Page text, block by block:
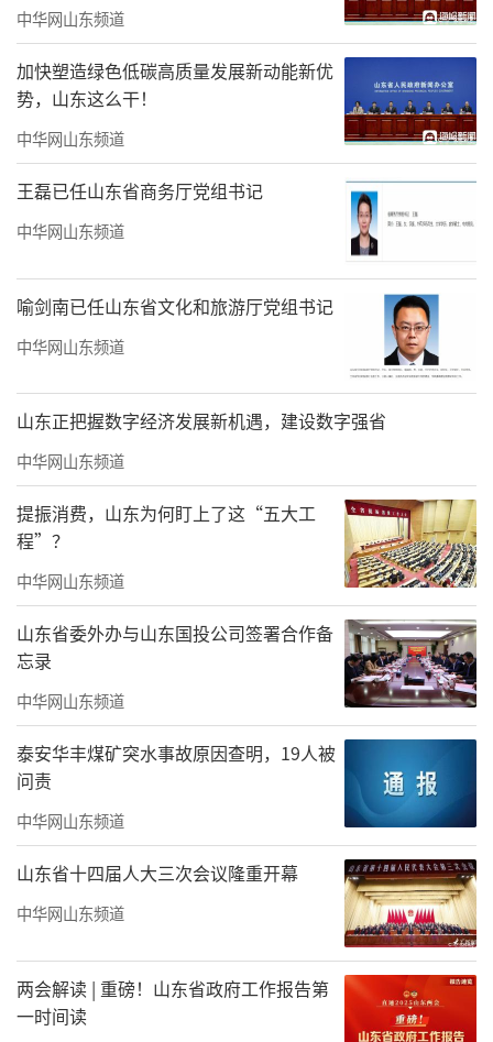
向，更是一种兼收并蓄、不囿一隅的文化胸
襟，始终致力于呈现当代最具思想深度与独特
风貌的艺术个案，重点打造业界具有较高影响
力的我馆学术性展览品牌。于明诠先生是当代
书坛中一位难得的“思想者”，是我馆“八面
来风”这一展览品牌请进来的第二位国内艺术
名家，他不仅在书法创作上独树一帜，更在学
术研究与艺术教育领域深耕数十载，身兼教
授、诗人与理论家等多重身份，出版有论著、
作品集等三十余种。
于明诠先生是当代实力派代表性书法名
家，曾获全国第六、七、八届中青展一等奖。
他是“展览体”一词的首创者和最严厉的批评
者，早有评论家说于明诠先生“洞悉当今书法
的天下大势”。他作为书法专业教授，在大家
欢庆书法升级为一级学科时，提出了冷静
的“隐忧”。他常感怀“壶斋”到“常有梦
斋”、感怀“苗书记的敲打”见诸轶事微
语……网络上有人将于明诠先生的书法名列中
国八大“丑书”代表之一，也有“识货”的有
识之士则认为是“化丑为美”，追求一种“大
丑若美”的审美趣向。其实于明诠先生的书法
作品很难用单纯的“美”或“丑”来界定，其
核心追求是笔墨之外那份“有意思的那点意
思”，这是他重要的艺术宣言。主要则体现在
求“妙”而非“好看”，于明诠先生认为书法
最高境界是“审妙”，而非简单的审美或审
丑。他警惕“被主流”，刻意躲避“大众审
中华网山东频道
加快塑造绿色低碳高质量发展新动能新优
势，山东这么干！
中华网山东频道
王磊已任山东省商务厅党组书记
中华网山东频道
喻剑南已任山东省文化和旅游厅党组书记
中华网山东频道
山东正把握数字经济发展新机遇，建设数字强省
中华网山东频道
提振消费，山东为何盯上了这“五大工
程”？
中华网山东频道
山东省委外办与山东国投公司签署合作备
忘录
中华网山东频道
泰安华丰煤矿突水事故原因查明，19人被
问责
中华网山东频道
山东省十四届人大三次会议隆重开幕
中华网山东频道
两会解读 | 重磅！山东省政府工作报告第
一时间读